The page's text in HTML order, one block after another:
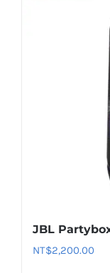
JBL Partybox
NT$2,200.00